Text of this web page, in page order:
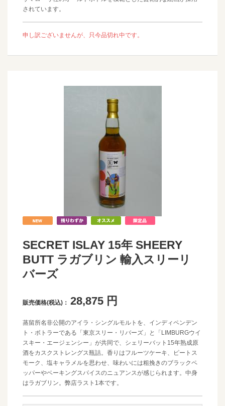
されています。
申し訳ございませんが、只今品切れ中です。
SECRET ISLAY 15年 SHEERY
BUTT ラガブリン 輸入スリーリ
バーズ
販売価格(税込)： 28,875 円
蒸留所名非公開のアイラ・シングルモルトを、インディペンデン
ト・ボトラーである「東京スリー・リバーズ」と「LIMBURGウイ
スキー・エージェンシー」が共同で、シェリーバット15年熟成原
酒をカスクストレングス瓶詰。香りはフルーツケーキ、ピートス
モーク、塩キャラメルを思わせ、味わいには粗挽きのブラックペ
ッパーやベーキングスパイスのニュアンスが感じられます。中身
はラガブリン。弊店ラスト1本です。